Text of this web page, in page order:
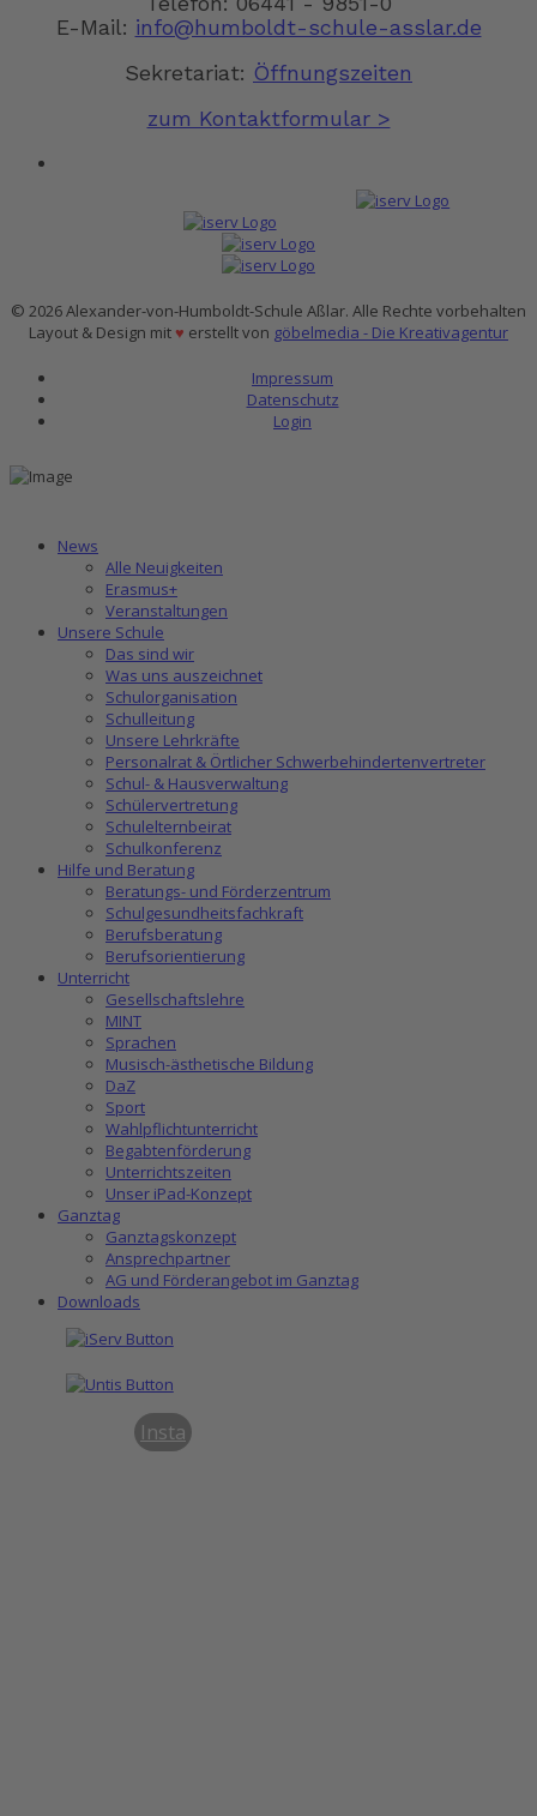
E-Mail: info@humboldt-schule-asslar.de
Sekretariat: Öffnungszeiten
zum Kontaktformular >
© 2026 Alexander-von-Humboldt-Schule Aßlar. Alle Rechte vorbehalten
Layout & Design mit♥ erstellt von göbelmedia - Die Kreativagentur
Impressum
Datenschutz
Login
News
Alle Neuigkeiten
Erasmus+
Veranstaltungen
Unsere Schule
Das sind wir
Was uns auszeichnet
Schulorganisation
Schulleitung
Unsere Lehrkräfte
Personalrat & Örtlicher Schwerbehindertenvertreter
Schul- & Hausverwaltung
Schülervertretung
Schulelternbeirat
Schulkonferenz
Hilfe und Beratung
Beratungs- und Förderzentrum
Schulgesundheitsfachkraft
Berufsberatung
Berufsorientierung
Unterricht
Gesellschaftslehre
MINT
Sprachen
Musisch-ästhetische Bildung
DaZ
Sport
Wahlpflichtunterricht
Begabtenförderung
Unterrichtszeiten
Unser iPad-Konzept
Ganztag
Ganztagskonzept
Ansprechpartner
AG und Förderangebot im Ganztag
Downloads
Insta